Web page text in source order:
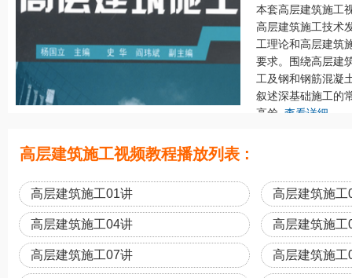
本套高层建筑施工
高层建筑施工技术
工理论和高层建筑
要求。围绕高层建
工及钢和钢筋混凝
叙述深基础施工的
高耸.. 查看详细
高层建筑施工视频教程播放列表 :
高层建筑施工01讲 高层建筑施工
高层建筑施工04讲 高层建筑施工
高层建筑施工07讲 高层建筑施工